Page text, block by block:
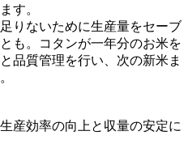
す。
りないために生産量をセーブ
も。コタンが一年分のお米を
品質管理を行い、次の新米ま
産効率の向上と収量の安定に